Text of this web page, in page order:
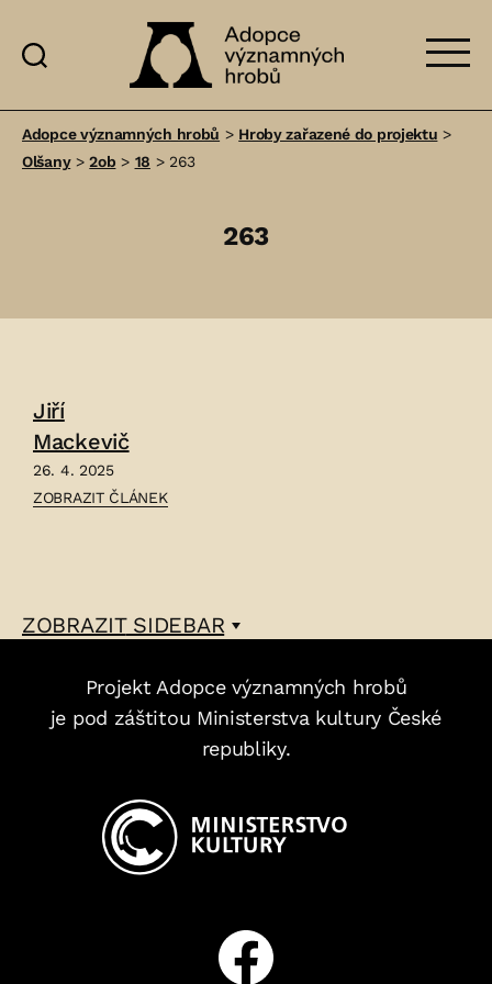
významných
Adopce významných hrobů > Hroby zařazené do projektu >
Olšany>2ob > 18 > 263
263
Jiří
Mackevič
26. 4. 2025
ČLÁNEK:
ZOBRAZIT ČLÁNEK
ZOBRAZITSIDEBAR
Projekt Adopce významných hrobů
je pod záštitou Ministerstva kultury České
republiky.
Facebook